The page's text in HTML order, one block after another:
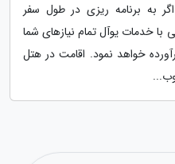
به برنامه ریزی در طول سفر
خدمات یوآل تمام نیازهای شما
خواهد نمود. اقامت در هتل